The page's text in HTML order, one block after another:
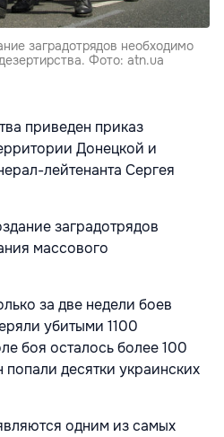
заградотрядов необходимо
Фото: atn.ua
приведен приказ
Донецкой и
лейтенанта Сергея
заградотрядов
массового
за две недели боев
убитыми 1100
боя осталось более 100
попали десятки украинских
одним из самых